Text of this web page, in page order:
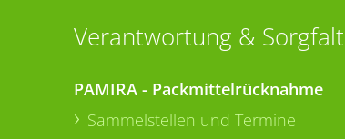
Verantwortung & Sorgfalt
PAMIRA - Packmittelrücknahme
Sammelstellen und Termine